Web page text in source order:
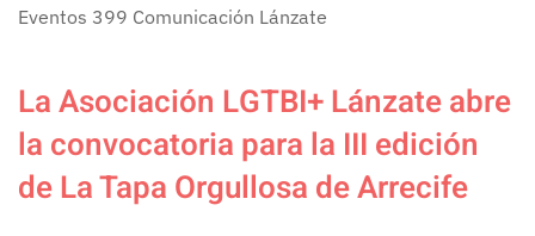
Eventos 399 Comunicación Lánzate
La Asociación LGTBI+ Lánzate abre
la convocatoria para la III edición
de La Tapa Orgullosa de Arrecife